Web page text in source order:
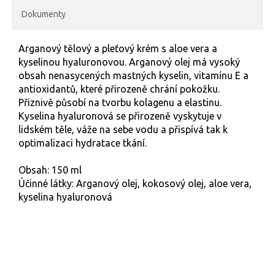
Dokumenty
Arganový tělový a pleťový krém s aloe vera a
kyselinou hyaluronovou. Arganový olej má vysoký
obsah nenasycených mastných kyselin, vitamínu E a
antioxidantů, které přirozeně chrání pokožku.
Přiznivě působí na tvorbu kolagenu a elastinu.
Kyselina hyaluronová se přirozeně vyskytuje v
lidském těle, váže na sebe vodu a přispívá tak k
optimalizaci hydratace tkání.
Obsah: 150 ml
Účinné látky: Arganový olej, kokosový olej, aloe vera,
kyselina hyaluronová